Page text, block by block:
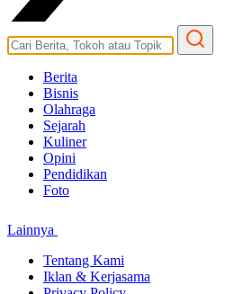
Berita
Bisnis
Olahraga
Sejarah
Kuliner
Opini
Pendidikan
Foto
Lainnya
Tentang Kami
Iklan & Kerjasama